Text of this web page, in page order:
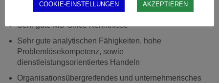
Sehr gute MS-Office Kenntnisse
Sehr gute analytischen Fähigkeiten, hohe
Problemlösekompetenz, sowie
dienstleistungsorientiertes Handeln
Organisationsübergreifendes und unternehmerisches
COOKIE-EINSTELLUNGEN AKZEPTIEREN